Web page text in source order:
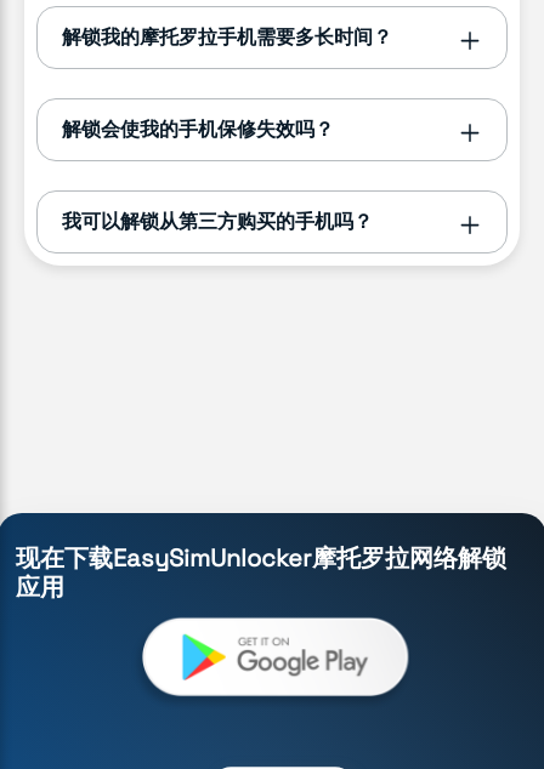
解锁我的摩托罗拉手机需要多长时间？
解锁会使我的手机保修失效吗？
我可以解锁从第三方购买的手机吗？
现在下载EasySimUnlocker摩托罗拉网络解锁
应用